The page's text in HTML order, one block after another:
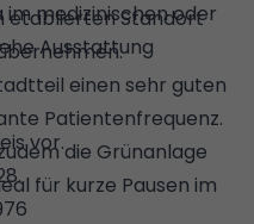
etablierten Standort
einen sehr guten
Patientenfrequenz.
die Grünanlage
für kurze Pausen im
medizinischen oder
Ausstattung
vor.